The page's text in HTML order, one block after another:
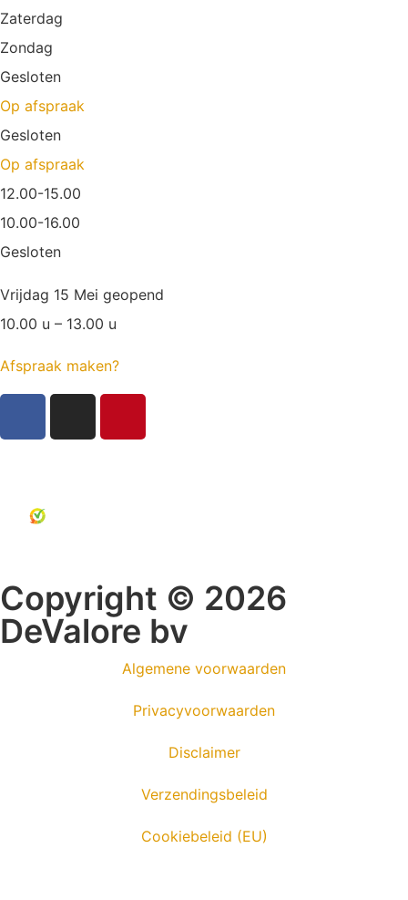
Zaterdag
Zondag
Gesloten
Op afspraak
Gesloten
Op afspraak
12.00-15.00
10.00-16.00
Gesloten
Vrijdag 15 Mei geopend
10.00 u – 13.00 u
Afspraak maken?
Copyright © 2026
DeValore bv
Algemene voorwaarden
Privacyvoorwaarden
Disclaimer
Verzendingsbeleid
Cookiebeleid (EU)